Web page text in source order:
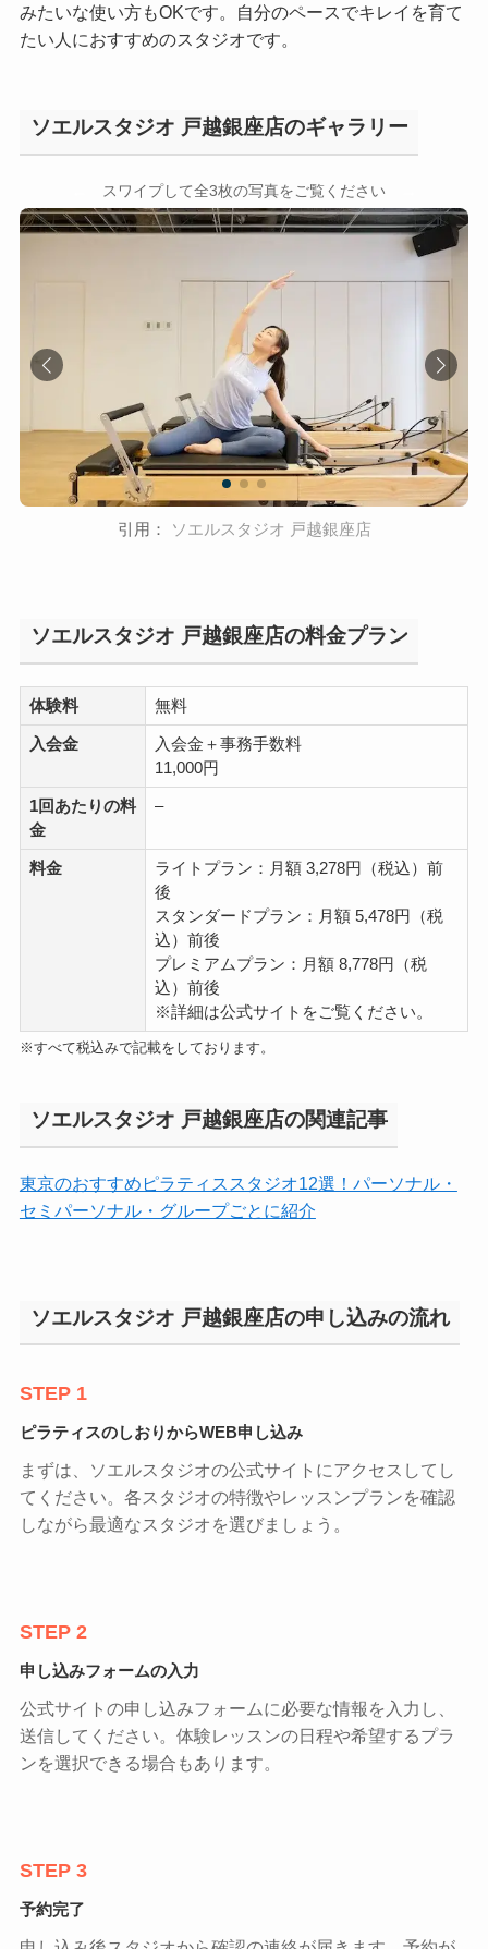
みたいな使い方もOKです。自分のペースでキレイを育て
たい人におすすめのスタジオです。
ソエルスタジオ 戸越銀座店のギャラリー
スワイプして全3枚の写真をご覧ください
引用： ソエルスタジオ 戸越銀座店
ソエルスタジオ 戸越銀座店の料金プラン
体験料 無料
入会金
入会金＋事務手数料
11,000円
1回あたりの料
金
–
料金
ライトプラン：月額 3,278円（税込）前
後
スタンダードプラン：月額 5,478円（税
込）前後
プレミアムプラン：月額 8,778円（税
込）前後
※詳細は公式サイトをご覧ください。
※すべて税込みで記載をしております。
ソエルスタジオ 戸越銀座店の関連記事
東京のおすすめピラティススタジオ12選！パーソナル・
セミパーソナル・グループごとに紹介
ソエルスタジオ 戸越銀座店の申し込みの流れ
STEP 1
ピラティスのしおりからWEB申し込み
まずは、ソエルスタジオの公式サイトにアクセスしてし
てください。各スタジオの特徴やレッスンプランを確認
しながら最適なスタジオを選びましょう。
STEP 2
申し込みフォームの入力
公式サイトの申し込みフォームに必要な情報を入力し、
送信してください。体験レッスンの日程や希望するプラ
ンを選択できる場合もあります。
STEP 3
予約完了